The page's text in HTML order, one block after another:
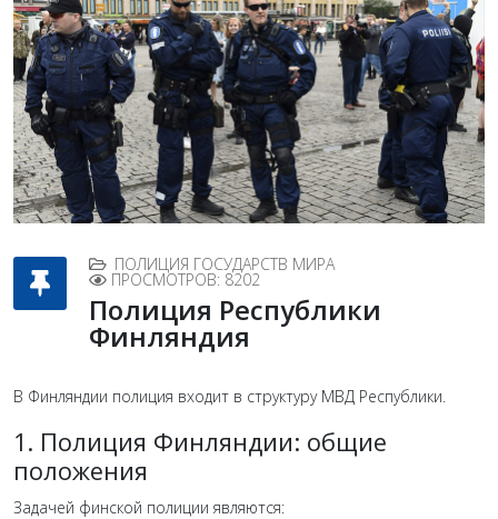
ПОЛИЦИЯ ГОСУДАРСТВ МИРА
ПРОСМОТРОВ: 8202
Полиция Республики
Финляндия
В Финляндии полиция входит в структуру МВД Республики.
1. Полиция Финляндии: общие
положения
Задачей финской полиции являются: